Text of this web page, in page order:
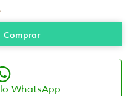
Comprar
WhatsApp